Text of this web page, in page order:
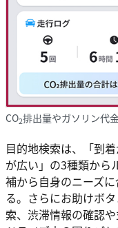
CO2排出量やガソリン代
目的地検索は、「到
が広い」の3種類から
補から自身のニーズ
る。さらにお助けボ
索、渋滞情報の確認